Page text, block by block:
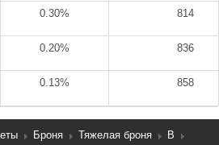
0.30% 814
0.20% 836
0.13% 858
Броня Тяжелая броня
B